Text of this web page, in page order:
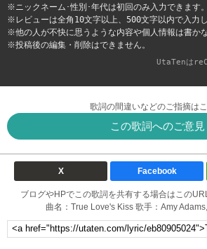
※ニックネーム･性別･年代は初回のみ入力できます。
※レビューは全角10文字以上、500文字以内で入力し
※他の人が不快に思うような内容や個人情報は書か
※投稿後の編集・削除はできません。
UtaTenは
歌詞の間違いなどのご指摘は
この歌詞へのご意見
X Facebook
ブログやHPでこの歌詞を共有する場合はこの
曲名：True Love's Kiss 歌手：Amy